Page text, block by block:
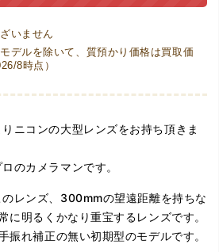
いません
デルを除いて、質預かり価格は買取価
8時点）
ニコンの大型レンズをお持ち頂きま
のカメラマンです。
レンズ、300mmの望遠距離を持ちな
に明るくかなり重宝するレンズです。
れ補正の無い初期型のモデルです。